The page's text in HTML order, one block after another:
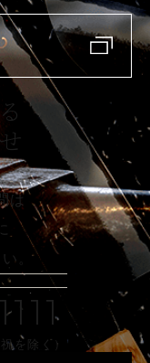
は
。
を除く）